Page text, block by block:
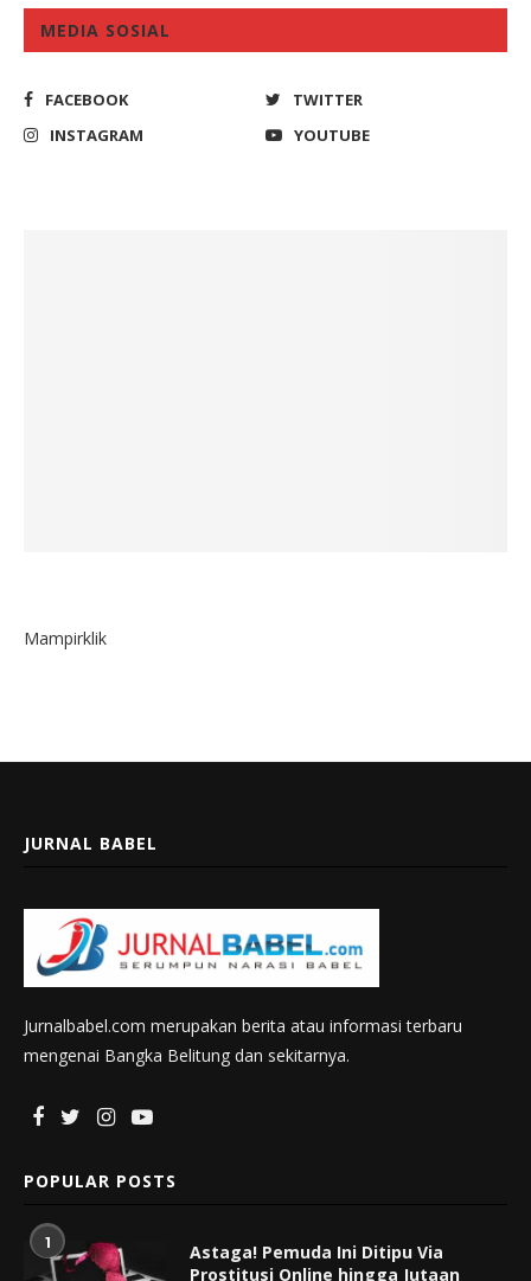
MEDIA SOSIAL
FACEBOOK
TWITTER
INSTAGRAM
YOUTUBE
Mampirklik
JURNAL BABEL
Jurnalbabel.com merupakan berita atau informasi terbaru
mengenai Bangka Belitung dan sekitarnya.
POPULAR POSTS
1
Astaga! Pemuda Ini Ditipu Via
Prostitusi Online hingga Jutaan